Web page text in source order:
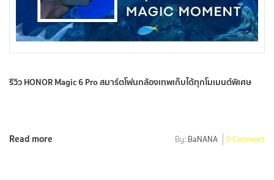
รีวิว HONOR Magic 6 Pro สมาร์ตโฟนกล้องเทพเก็บได้ทุกโมเมนต์พิเศษ
Read more By: BaNANA 0 Comment